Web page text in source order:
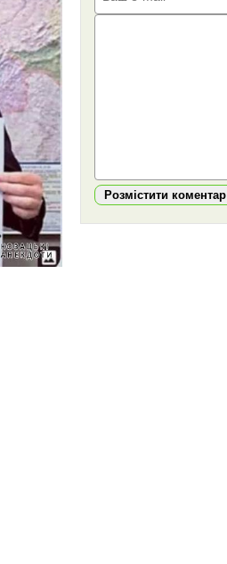
Розмістити коментар